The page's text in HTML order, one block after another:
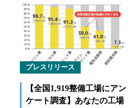
プレスリリース
【全国1,919整備工場にアン
ケート調査】あなたの工場
自動車リース
車両買取
福祉車両メンテナンス
なるほどネット